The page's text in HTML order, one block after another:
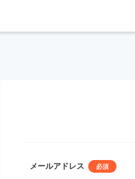
メールアドレス